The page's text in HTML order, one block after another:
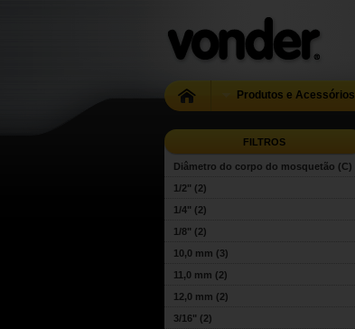
Produtos e Acessórios
FILTROS
Diâmetro do corpo do mosquetão (C)
1/2" (2)
1/4" (2)
1/8" (2)
10,0 mm (3)
11,0 mm (2)
12,0 mm (2)
3/16" (2)